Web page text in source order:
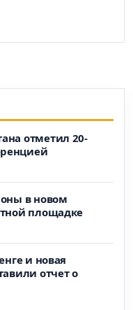
отметил 20-
в новом
площадке
и новая
отчет о